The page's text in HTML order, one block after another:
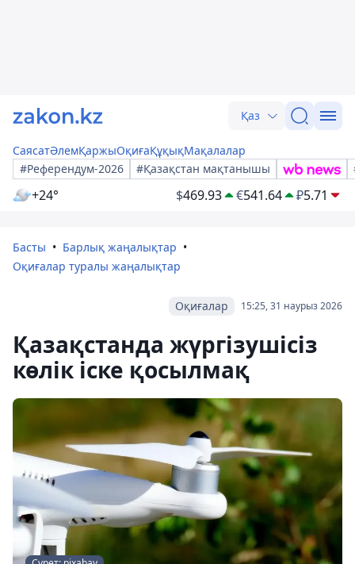
Қаз
СаясатӘлемҚаржыОқиғаҚұқықМақалалар
#Референдум-2026
#Қазақстан мақтанышы
+24° $469.93 €541.64 ₽5.71
Басты
Барлық жаңалықтар
Оқиғалар туралы жаңалықтар
15:25, 31 наурыз 2026
Оқиғалар
Қазақстанда жүргізушісіз
көлік іске қосылмақ